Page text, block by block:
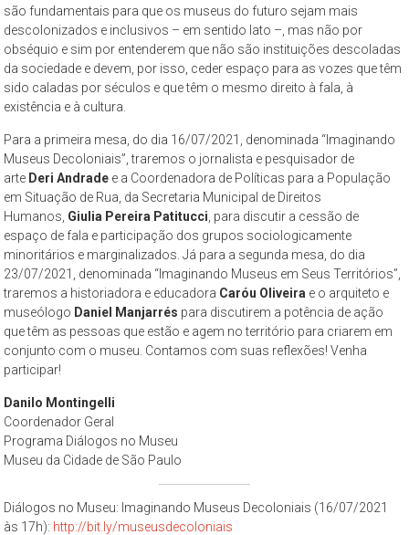
são fundamentais para que os museus do futuro sejam mais
descolonizados e inclusivos – em sentido lato –, mas não por
obséquio e sim por entenderem que não são instituições descoladas
da sociedade e devem, por isso, ceder espaço para as vozes que têm
sido caladas por séculos e que têm o mesmo direito à fala, à
existência e à cultura.
Para a primeira mesa, do dia 16/07/2021, denominada “Imaginando
Museus Decoloniais”, traremos o jornalista e pesquisador de
arte Deri Andrade e a Coordenadora de Políticas para a População
em Situação de Rua, da Secretaria Municipal de Direitos
Humanos, Giulia Pereira Patitucci , para discutir a cessão de
espaço de fala e participação dos grupos sociologicamente
minoritários e marginalizados. Já para a segunda mesa, do dia
23/07/2021, denominada “Imaginando Museus em Seus Territórios”,
traremos a historiadora e educadora Caróu Oliveira e o arquiteto e
museólogo Daniel Manjarrés para discutirem a potência de ação
que têm as pessoas que estão e agem no território para criarem em
conjunto com o museu. Contamos com suas reflexões! Venha
participar!
Danilo Montingelli
Coordenador Geral
Programa Diálogos no Museu
Museu da Cidade de São Paulo
Diálogos no Museu: Imaginando Museus Decoloniais (16/07/2021
às 17h): http://bit.ly/museusdecoloniais